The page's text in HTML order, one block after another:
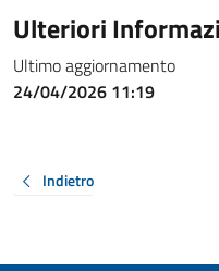
Ulteriori
Ultimo aggiornamento
24/04/2026 11:19
Indietro